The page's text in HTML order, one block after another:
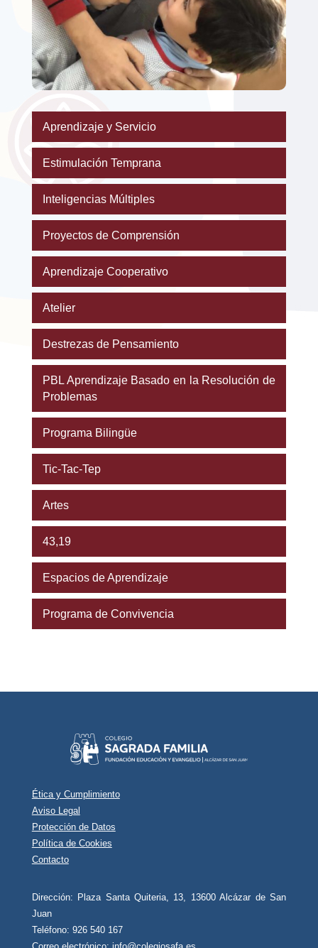
Aprendizaje y Servicio
Estimulación Temprana
Inteligencias Múltiples
Proyectos de Comprensión
Aprendizaje Cooperativo
Atelier
Destrezas de Pensamiento
PBL Aprendizaje Basado en la Resolución de
Problemas
Programa Bilingüe
Tic-Tac-Tep
Artes
43,19
Espacios de Aprendizaje
Programa de Convivencia
Ética y Cumplimiento
Aviso Legal
Protección de Datos
Política de Cookies
Contacto
Dirección: Plaza Santa Quiteria, 13, 13600 Alcázar de San
Juan
Teléfono: 926 540 167